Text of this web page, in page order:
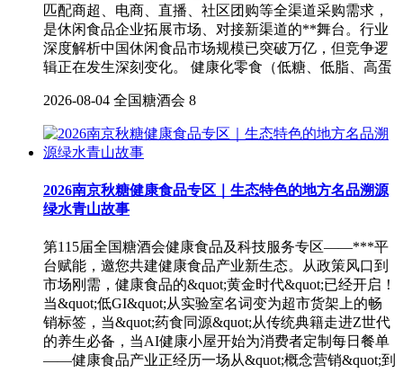
匹配商超、电商、直播、社区团购等全渠道采购需求，
是休闲食品企业拓展市场、对接新渠道的**舞台。行业
深度解析中国休闲食品市场规模已突破万亿，但竞争逻
辑正在发生深刻变化。 健康化零食（低糖、低脂、高蛋
2026-08-04 全国糖酒会 8
2026南京秋糖健康食品专区｜生态特色的地方名品溯源
绿水青山故事
第115届全国糖酒会健康食品及科技服务专区——***平
台赋能，邀您共建健康食品产业新生态。从政策风口到
市场刚需，健康食品的&quot;黄金时代&quot;已经开启！
当&quot;低GI&quot;从实验室名词变为超市货架上的畅
销标签，当&quot;药食同源&quot;从传统典籍走进Z世代
的养生必备，当AI健康小屋开始为消费者定制每日餐单
——健康食品产业正经历一场从&quot;概念营销&quot;到